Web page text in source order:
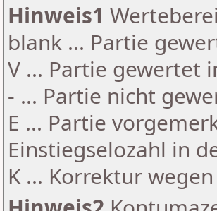
Hinweis1
blank ... Partie
V ... Partie gewertet
- ... Partie nicht
E ... Partie
Einstiegselozahl in
K ... Korrektur